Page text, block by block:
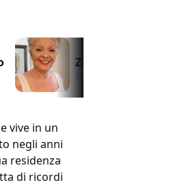
Zoraide Coleto
Ladjane
vive in un
negli anni
residenza
di ricordi